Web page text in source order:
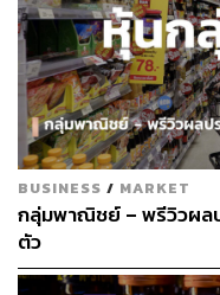
BUSINESS / MARKET
กลุ่มพาณิชย์ – พรีวิวผล
ตัว